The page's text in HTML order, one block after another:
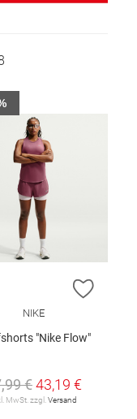
HINZUFÜGEN
ZUR
NIKE
"Nike Flow"
€43,19 €
MwSt. zzgl. Versand